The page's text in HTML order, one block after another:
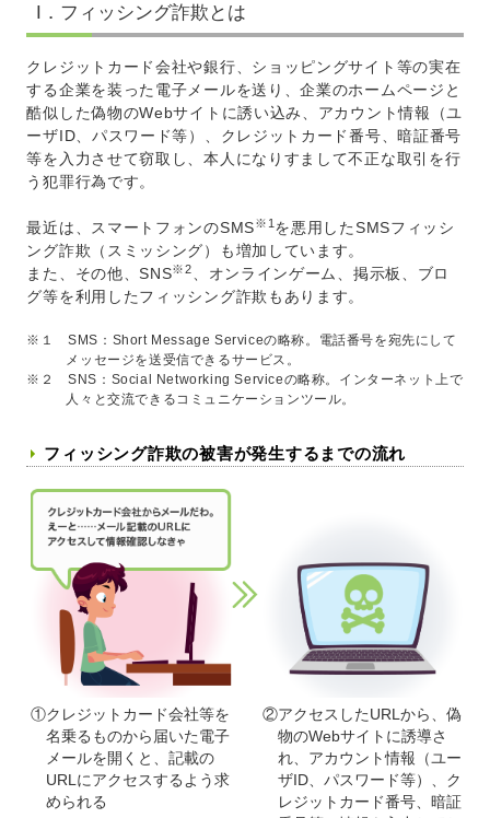
I．フィッシング詐欺とは
クレジットカード会社や銀行、ショッピングサイト等の実在
する企業を装った電子メールを送り、企業のホームページと
酷似した偽物のWebサイトに誘い込み、アカウント情報（ユ
ーザID、パスワード等）、クレジットカード番号、暗証番号
等を入力させて窃取し、本人になりすまして不正な取引を行
う犯罪行為です。
最近は、スマートフォンのSMS※1 を悪用したSMSフィッシ
ング詐欺（スミッシング）も増加しています。
また、その他、SNS※2
、オンラインゲーム、掲示板、ブロ
グ等を利用したフィッシング詐欺もあります。
※１ SMS：Short Message Serviceの略称。電話番号を宛先にして
メッセージを送受信できるサービス。
※２ SNS：Social Networking Serviceの略称。インターネット上で
人々と交流できるコミュニケーションツール。
フィッシング詐欺の被害が発生するまでの流れ
①クレジットカード会社等を
名乗るものから届いた電子
メールを開くと、記載の
URLにアクセスするよう求
められる
②アクセスしたURLから、偽
物のWebサイトに誘導さ
れ、アカウント情報（ユー
ザID、パスワード等）、ク
レジットカード番号、暗証